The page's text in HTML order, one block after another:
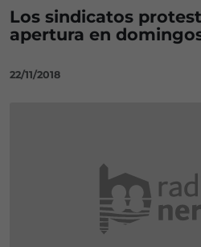
Los sindicatos
apertura en
22/11/2018